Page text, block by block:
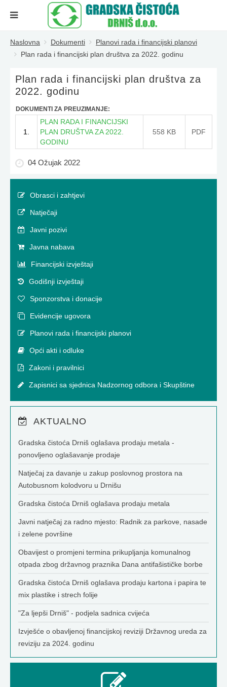
Naslovna Dokumenti
Planovi rada i financijski planovi
Plan rada i financijski plan društva za 2022. godinu
Plan rada i financijski plan društva za
2022. godinu
DOKUMENTI ZA PREUZIMANJE:
1.
PLAN RADA I FINANCIJSKI
PLAN DRUŠTVA ZA 2022.
GODINU
558 KB PDF
04 Ožujak 2022
Obrasci i zahtjevi
Natječaji
Javni pozivi
Javna nabava
Financijski izvještaji
Godišnji izvještaji
Sponzorstva i donacije
Evidencije ugovora
Planovi rada i financijski planovi
Opći akti i odluke
Zakoni i pravilnici
Zapisnici sa sjednica Nadzornog odbora i Skupštine
AKTUALNO
Gradska čistoća Drniš oglašava prodaju metala -
ponovljeno oglašavanje prodaje
Natječaj za davanje u zakup poslovnog prostora na
Autobusnom kolodvoru u Drnišu
Gradska čistoća Drniš oglašava prodaju metala
Javni natječaj za radno mjesto: Radnik za parkove, nasade
i zelene površine
Obavijest o promjeni termina prikupljanja komunalnog
otpada zbog državnog praznika Dana antifašističke borbe
Gradska čistoća Drniš oglašava prodaju kartona i papira te
mix plastike i strech folije
"Za ljepši Drniš" - podjela sadnica cvijeća
Izvješće o obavljenoj financijskoj reviziji Državnog ureda za
reviziju za 2024. godinu